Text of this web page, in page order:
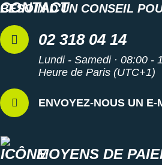
BESOIN D'UN CONSEIL
02 318 04 14
Lundi - Samedi · 08:00 -
Heure de Paris (UTC+1)
ENVOYEZ-NOUS UN E-
MOYENS DE